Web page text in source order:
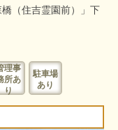
（住吉霊園前）」下
理事
所あ
り
駐車場
あり